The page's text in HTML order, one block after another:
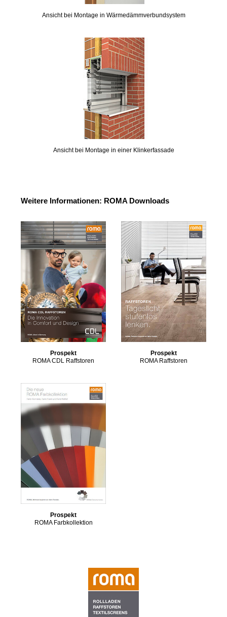
Ansicht bei Montage in Wärmedämmverbundsystem
Ansicht bei Montage in einer Klinkerfassade
Weitere Informationen: ROMA Downloads
Prospekt
ROMA CDL Raffstoren
Prospekt
ROMA Raffstoren
Prospekt
ROMA Farbkollektion